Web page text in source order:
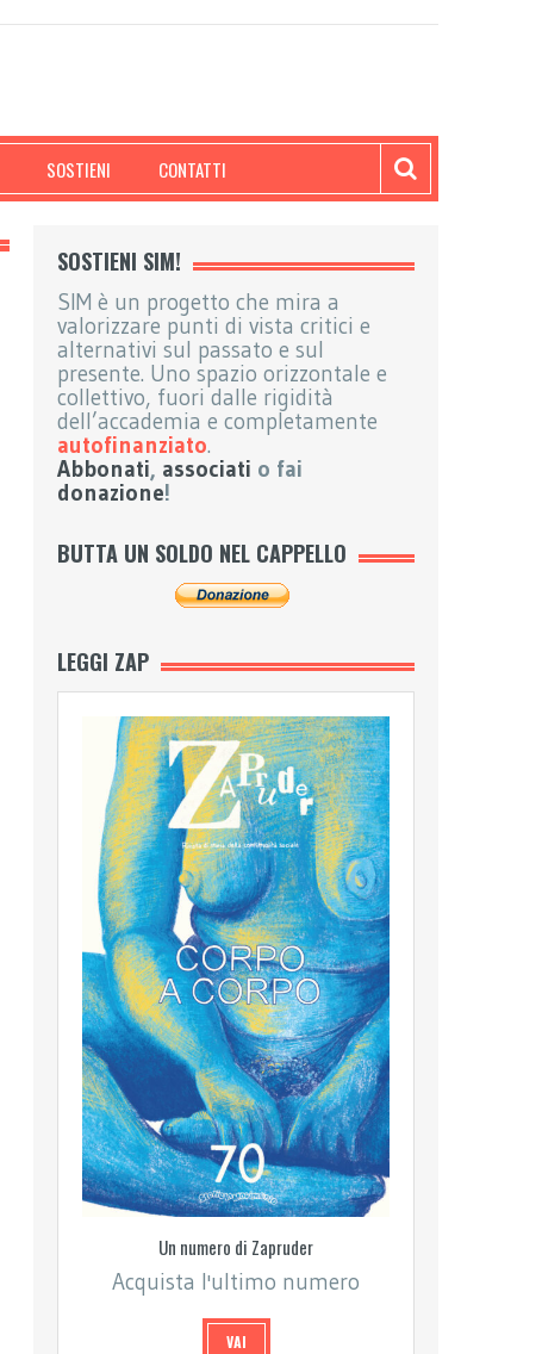
SOSTIENI CONTATTI
SOSTIENI SIM!
SIM è un progetto che mira a
valorizzare punti di vista critici e
alternativi sul passato e sul
presente. Uno spazio orizzontale e
collettivo, fuori dalle rigidità
dell’accademia e completamente
autofinanziato.
Abbonati, associati o fai
donazione!
BUTTA UN SOLDO NEL CAPPELLO
LEGGI ZAP
Un numero di Zapruder
Acquista l'ultimo numero
VAI